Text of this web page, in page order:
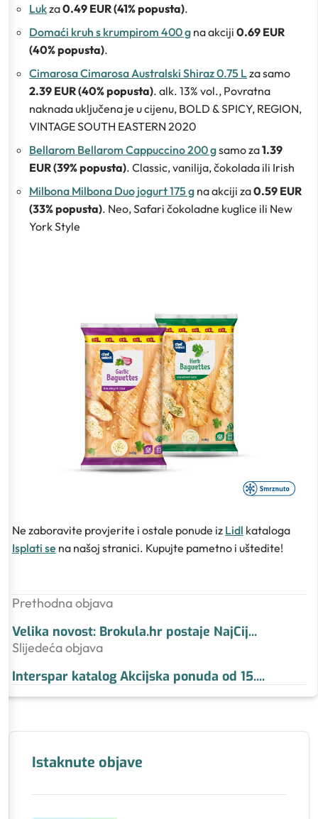
Lukza0.49 EUR (41% popusta).
Domaći kruh s krumpirom 400 g na akciji 0.69 EUR
(40% popusta).
Cimarosa Cimarosa Australski Shiraz 0.75 Lza samo
2.39 EUR (40% popusta). alk. 13% vol., Povratna
naknada uključena je u cijenu, BOLD & SPICY, REGION,
VINTAGE SOUTH EASTERN 2020
Bellarom Bellarom Cappuccino 200 gsamo za1.39
EUR (39% popusta). Classic, vanilija, čokolada ili Irish
Milbona Milbona Duo jogurt 175 g na akciji za0.59 EUR
(33% popusta). Neo, Safari čokoladne kuglice ili New
York Style
Ne zaboravite provjerite i ostale ponude iz Lidl kataloga
Isplati se na našoj stranici. Kupujte pametno i uštedite!
Prethodna objava
Velika novost: Brokula.hr postaje NajCij...
Slijedeća objava
Interspar katalog Akcijska ponuda od 15....
Istaknute objave